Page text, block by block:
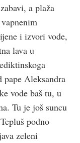
a plaža
i izvori vode,
lava u
pape Aleksandra
vode baš tu, u
Tu je još suncu
podno
zeleni